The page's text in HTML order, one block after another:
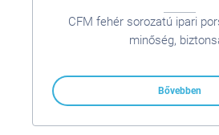
CFM fehér sorozatú ipari
minőség,
Bővebben